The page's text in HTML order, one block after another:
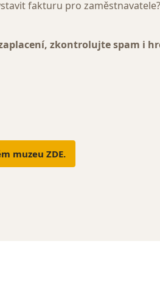
fakturu pro
zkontrolujte spam i
muzeu ZDE.